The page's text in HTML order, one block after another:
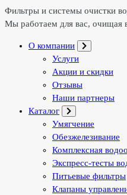
Фильтры и системы очистки
Мы работаем для вас, очищая
О компании
Услуги
Акции и скидки
Отзывы
Наши партнеры
Каталог
Умягчение
Обезжелезивание
Комплексная
Экспресс-тесты
Питьевые фильтры
Клапаны